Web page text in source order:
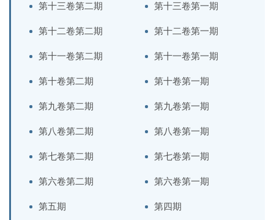
第十三卷第二期 第十三卷第一期
第十二卷第二期 第十二卷第一期
第十一卷第二期 第十一卷第一期
第十卷第二期 第十卷第一期
第九卷第二期 第九卷第一期
第八卷第二期 第八卷第一期
第七卷第二期 第七卷第一期
第六卷第二期 第六卷第一期
第五期 第四期